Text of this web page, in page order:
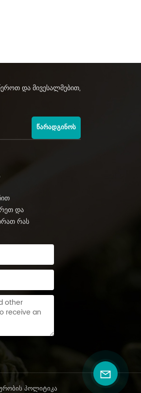
და მივესალმებით,
ᲬᲐᲠᲐᲓᲒᲘᲜᲝᲡ
და
რას
ᲞᲝᲚᲘᲢᲘᲙᲐ